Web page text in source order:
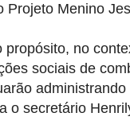
Projeto Menino
propósito, no
sociais de
o secretário